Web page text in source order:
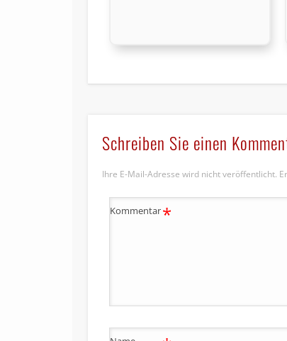
Schreiben Sie einen
Ihre E-Mail-Adresse wird nicht veröffentlicht.
Kommentar*